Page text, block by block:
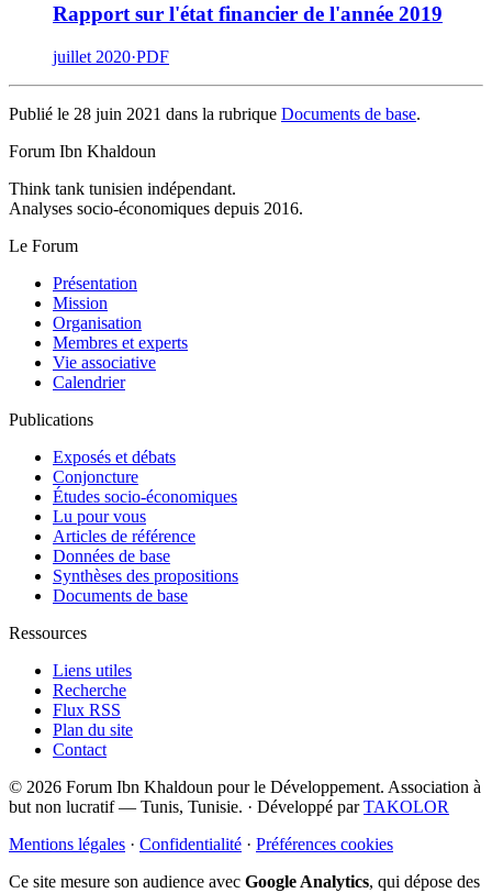
Rapport sur l'état financier de l'année 2019
juillet 2020·PDF
Publié le 28 juin 2021 dans la rubrique Documents de base.
Forum Ibn Khaldoun
Think tank tunisien indépendant.
Analyses socio-économiques depuis 2016.
Le Forum
Présentation
Mission
Organisation
Membres et experts
Vie associative
Calendrier
Publications
Exposés et débats
Conjoncture
Études socio-économiques
Lu pour vous
Articles de référence
Données de base
Synthèses des propositions
Documents de base
Ressources
Liens utiles
Recherche
Flux RSS
Plan du site
Contact
© 2026 Forum Ibn Khaldoun pour le Développement. Association à
but non lucratif — Tunis, Tunisie. · Développé parTAKOLOR
Mentions légales · Confidentialité · Préférences cookies
Ce site mesure son audience avec Google Analytics, qui dépose des